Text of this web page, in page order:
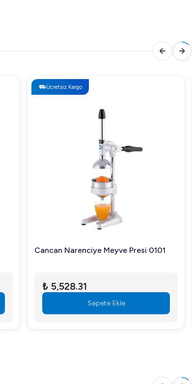
Ücretsiz Kargo
Cancan Narenciye Meyve Presi 0101
₺ 5,528.31
Sepete Ekle